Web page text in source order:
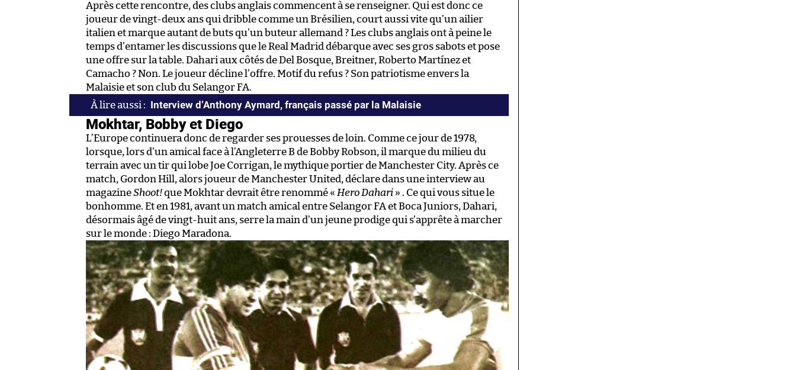
Après cette rencontre, des clubs anglais commencent à se renseigner. Qui est donc ce
joueur de vingt-deux ans qui dribble comme un Brésilien, court aussi vite qu’un ailier
italien et marque autant de buts qu’un buteur allemand ? Les clubs anglais ont à peine le
temps d’entamer les discussions que le Real Madrid débarque avec ses gros sabots et pose
une offre sur la table. Dahari aux côtés de Del Bosque, Breitner, Roberto Martínez et
Camacho ? Non. Le joueur décline l’offre. Motif du refus ? Son patriotisme envers la
Malaisie et son club du Selangor FA.
Interview d’Anthony Aymard, français passé par la Malaisie
Mokhtar, Bobby et Diego
L’Europe continuera donc de regarder ses prouesses de loin. Comme ce jour de 1978,
lorsque, lors d’un amical face à l’Angleterre B de Bobby Robson, il marque du milieu du
terrain avec un tir qui lobe Joe Corrigan, le mythique portier de Manchester City. Après ce
match, Gordon Hill, alors joueur de Manchester United, déclare dans une interview au
magazineShoot!que Mokhtar devrait être renommé « Hero Dahari » . Ce qui vous situe le
bonhomme. Et en 1981, avant un match amical entre Selangor FA et Boca Juniors, Dahari,
désormais âgé de vingt-huit ans, serre la main d’un jeune prodige qui s’apprête à marcher
sur le monde : Diego Maradona.